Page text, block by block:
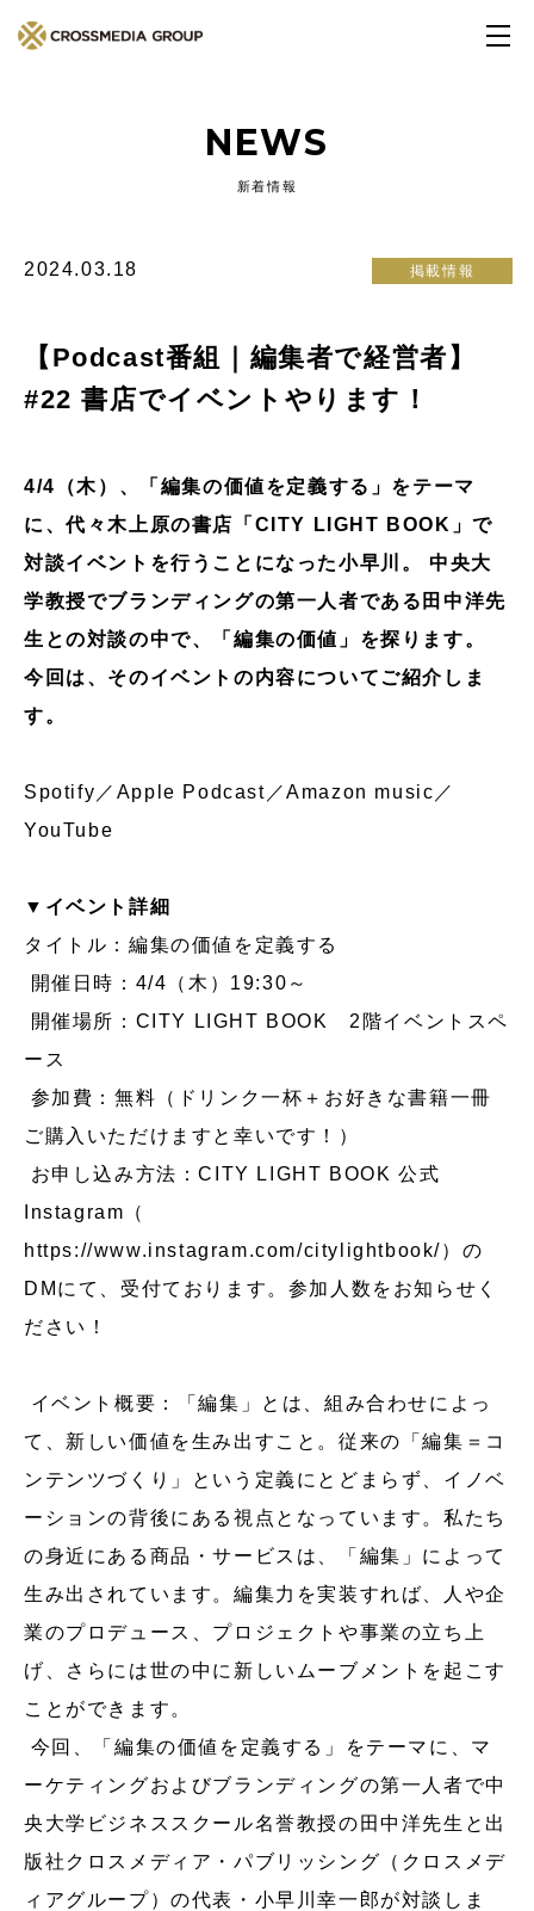
NEWS
新着情報
2024.03.18 掲載情報
【Podcast番組｜編集者で経営者】
#22 書店でイベントやります！
4/4（木）、「編集の価値を定義する」をテーマ
に、代々木上原の書店「CITY LIGHT BOOK」で
対談イベントを行うことになった小早川。 中央大
学教授でブランディングの第一人者である田中洋先
生との対談の中で、「編集の価値」を探ります。
今回は、そのイベントの内容についてご紹介しま
す。
Spotify ／ Apple Podcast ／Amazon music ／
YouTube
▼イベント詳細
タイトル：編集の価値を定義する
開催日時：4/4（木）19:30～
開催場所：CITY LIGHT BOOK 2階イベントスペ
ース
参加費：無料（ドリンク一杯＋お好きな書籍一冊
ご購入いただけますと幸いです！）
お申し込み方法：CITY LIGHT BOOK 公式
Instagram（
https://www.instagram.com/citylightbook/）の
DMにて、受付ております。参加人数をお知らせく
ださい！
イベント概要：「編集」とは、組み合わせによっ
て、新しい価値を生み出すこと。従来の「編集＝コ
ンテンツづくり」という定義にとどまらず、イノベ
ーションの背後にある視点となっています。私たち
の身近にある商品・サービスは、「編集」によって
生み出されています。編集力を実装すれば、人や企
業のプロデュース、プロジェクトや事業の立ち上
げ、さらには世の中に新しいムーブメントを起こす
ことができます。
今回、「編集の価値を定義する」をテーマに、マ
ーケティングおよびブランディングの第一人者で中
央大学ビジネススクール名誉教授の田中洋先生と出
版社クロスメディア・パブリッシング（クロスメデ
ィアグループ）の代表・小早川幸一郎が対談しま